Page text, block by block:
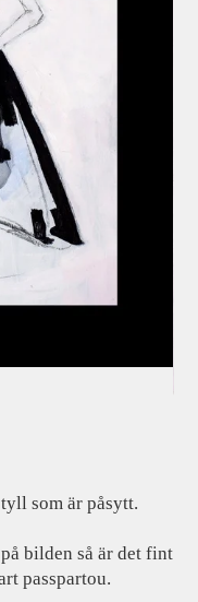
som är påsytt.
bilden så är det fint
passpartou.